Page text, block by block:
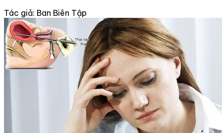
Tác giả: Ban Biên Tập